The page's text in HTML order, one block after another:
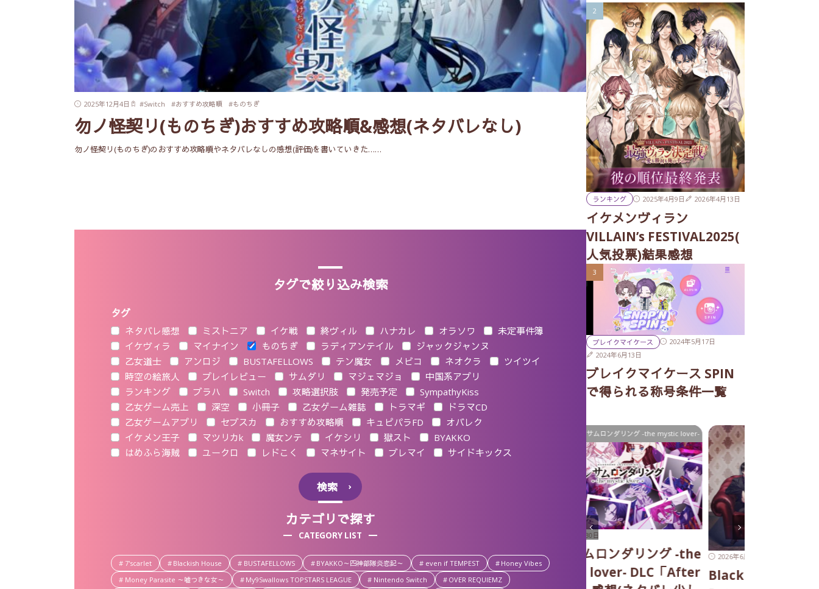
2025年12月4日 #Switch #おすすめ攻略順 #ものちぎ
勿ノ怪契リ(ものちぎ)おすすめ攻略順&感想(ネタバレなし)
勿ノ怪契リ(ものちぎ)のおすすめ攻略順やネタバレなしの感想(評価)を書いていきた……
タグで絞り込み検索
タグ
ネタバレ感想 ミストニア イケ戦 終ヴィル ハナカレ オラソワ
未定事件簿
イケヴィラ
マイナイン ものちぎ ラディアンテイル
ジャックジャンヌ
乙女道士
アンロジ BUSTAFELLOWS テン魔女 メビコ ネオクラ
ツイツイ
時空の絵旅人
プレイレビュー サムダリ マジェマジョ
中国系アプリ
ランキング
ブラハ Switch 攻略選択肢 発売予定
SympathyKiss
乙女ゲーム売上
深空 小冊子 乙女ゲーム雑誌 トラマギ
ドラマCD
乙女ゲームアプリ
セブスカ おすすめ攻略順 キュピパラFD
オバレク
イケメン王子
マツリカk 魔女ンテ イケシリ 獄スト
BYAKKO
はめふら海賊
ユークロ レドこく マネサイト ブレマイ サイドキックス
検索
カテゴリで探す
CATEGORY LIST
7'scarlet Blackish House BUSTAFELLOWS BYAKKO～四神部隊炎恋記～ even if TEMPEST
Honey Vibes
Money Parasite ～嘘つきな女～
My9Swallows TOPSTARS LEAGUE Nintendo Switch
OVER REQUIEMZ
ランキング 2025年4月9日 2026年4月13日
イケメンヴィラン
VILLAIN’s FESTIVAL2025(
人気投票)結果感想
ブレイクマイケース
2024年5月17日
2024年6月13日
ブレイクマイケース SPIN
で得られる称号条件一覧
ハンサムロンダリング -the mystic lover-
ハンサムロンダリング -the
mystic lover- おすすめ攻
Blackish House
Blackish House ←sideZ -
感想(ネタバレなし)
ハンサムロンダリング -the mystic lover-
ハンサムロンダリング -the
mystic lover- DLC「After
Blackish House
2026年6月24日 2026年7月23日
Blackish House sideA→ -